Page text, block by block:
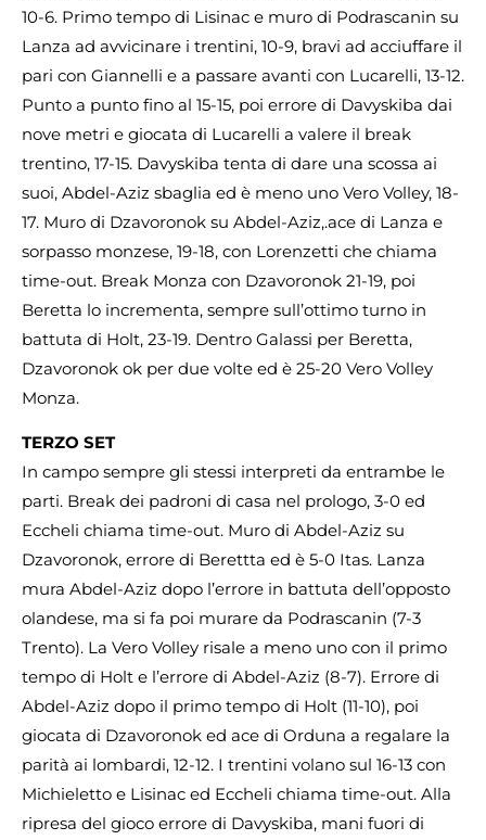
10-6. Primo tempo di Lisinac e muro di Podrascanin su
Lanza ad avvicinare i trentini, 10-9, bravi ad acciuffare il
pari con Giannelli e a passare avanti con Lucarelli, 13-12.
Punto a punto fino al 15-15, poi errore di Davyskiba dai
nove metri e giocata di Lucarelli a valere il break
trentino, 17-15. Davyskiba tenta di dare una scossa ai
suoi, Abdel-Aziz sbaglia ed è meno uno Vero Volley, 18-
17. Muro di Dzavoronok su Abdel-Aziz,.ace di Lanza e
sorpasso monzese, 19-18, con Lorenzetti che chiama
time-out. Break Monza con Dzavoronok 21-19, poi
Beretta lo incrementa, sempre sull’ottimo turno in
battuta di Holt, 23-19. Dentro Galassi per Beretta,
Dzavoronok ok per due volte ed è 25-20 Vero Volley
Monza.
TERZO SET
In campo sempre gli stessi interpreti da entrambe le
parti. Break dei padroni di casa nel prologo, 3-0 ed
Eccheli chiama time-out. Muro di Abdel-Aziz su
Dzavoronok, errore di Berettta ed è 5-0 Itas. Lanza
mura Abdel-Aziz dopo l’errore in battuta dell’opposto
olandese, ma si fa poi murare da Podrascanin (7-3
Trento). La Vero Volley risale a meno uno con il primo
tempo di Holt e l’errore di Abdel-Aziz (8-7). Errore di
Abdel-Aziz dopo il primo tempo di Holt (11-10), poi
giocata di Dzavoronok ed ace di Orduna a regalare la
parità ai lombardi, 12-12. I trentini volano sul 16-13 con
Michieletto e Lisinac ed Eccheli chiama time-out. Alla
ripresa del gioco errore di Davyskiba, mani fuori di